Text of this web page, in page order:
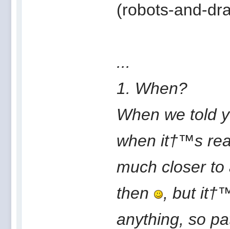
(robots-and-
...
1. When?
When we told
when it†™s
much closer
then
, but
anything, so